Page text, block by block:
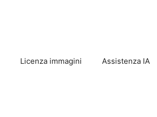
Licenza immagini Assistenza IA